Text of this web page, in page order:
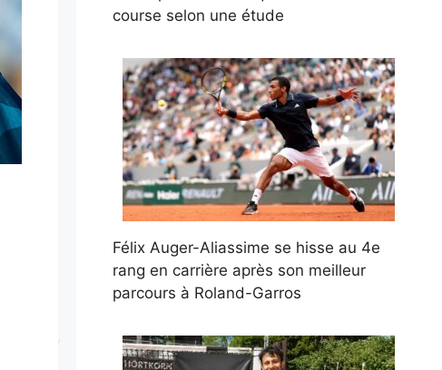
course selon une étude
Félix Auger-Aliassime se hisse au 4e
rang en carrière après son meilleur
parcours à Roland-Garros